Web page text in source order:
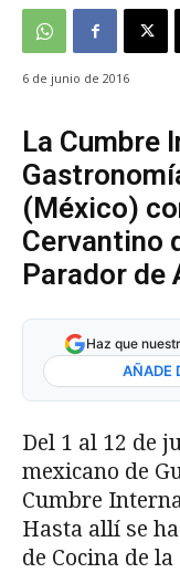
6 de junio de 2016
La Cumbre
(México)
Cervantino
Parador de
Haz que
AÑADE
Del 1 al 12 de
mexicano de
Cumbre
Hasta allí se
de Cocina de